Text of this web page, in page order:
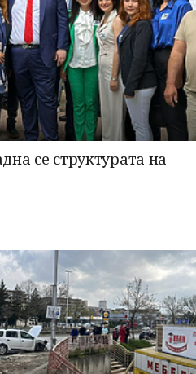
се структурата на